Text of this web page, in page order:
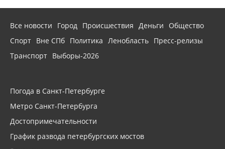
Все новости Город Происшествия Деньги
Общество
Спорт Вне СПб Политика Ленобласть Пресс-релизы
Транспорт Выборы-2026
Погода в Санкт-Петербурге
Метро Санкт-Петербурга
Достопримечательности
График развода петербургских мостов